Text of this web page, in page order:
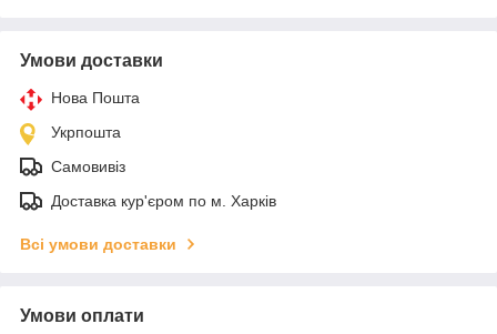
Умови доставки
Нова Пошта
Укрпошта
Самовивіз
Доставка кур'єром по м. Харків
Всі умови доставки
Умови оплати